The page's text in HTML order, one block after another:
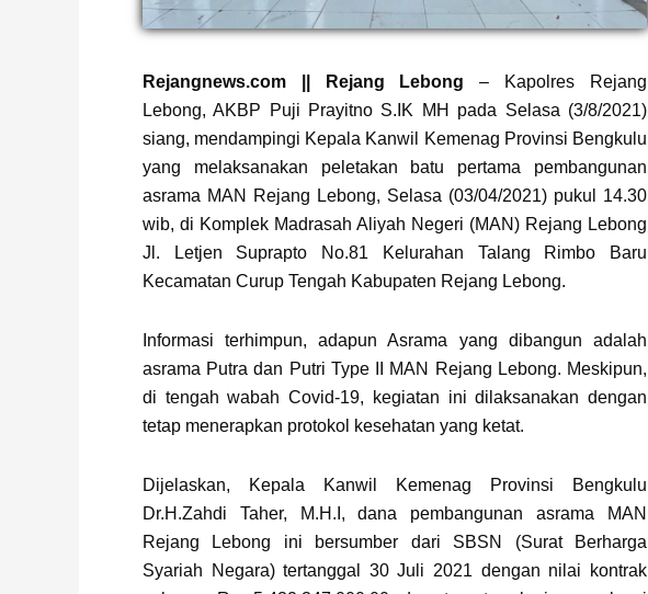
Rejangnews.com || Rejang Lebong – Kapolres Rejang
Lebong, AKBP Puji Prayitno S.IK MH pada Selasa (3/8/2021)
siang, mendampingi Kepala Kanwil Kemenag Provinsi Bengkulu
yang melaksanakan peletakan batu pertama pembangunan
asrama MAN Rejang Lebong, Selasa (03/04/2021) pukul 14.30
wib, di Komplek Madrasah Aliyah Negeri (MAN) Rejang Lebong
Jl. Letjen Suprapto No.81 Kelurahan Talang Rimbo Baru
Kecamatan Curup Tengah Kabupaten Rejang Lebong.
Informasi terhimpun, adapun Asrama yang dibangun adalah
asrama Putra dan Putri Type II MAN Rejang Lebong. Meskipun,
di tengah wabah Covid-19, kegiatan ini dilaksanakan dengan
tetap menerapkan protokol kesehatan yang ketat.
Dijelaskan, Kepala Kanwil Kemenag Provinsi Bengkulu
Dr.H.Zahdi Taher, M.H.I, dana pembangunan asrama MAN
Rejang Lebong ini bersumber dari SBSN (Surat Berharga
Syariah Negara) tertanggal 30 Juli 2021 dengan nilai kontrak
Page
, Page